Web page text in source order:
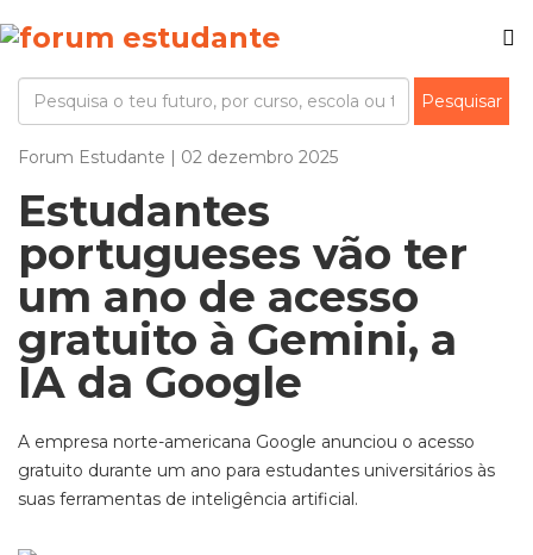
Forum Estudante | 02 dezembro 2025
Estudantes
portugueses vão ter
um ano de acesso
gratuito à Gemini, a
IA da Google
A empresa norte-americana Google anunciou o acesso
gratuito durante um ano para estudantes universitários às
suas ferramentas de inteligência artificial.